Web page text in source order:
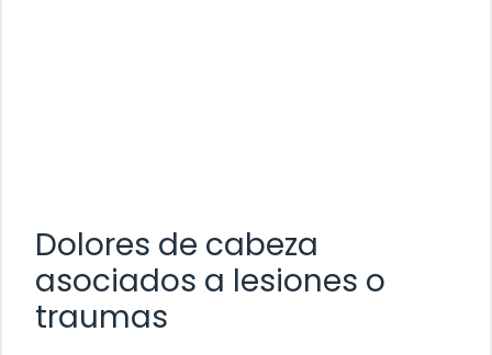
Dolores de cabeza
asociados a lesiones o
traumas